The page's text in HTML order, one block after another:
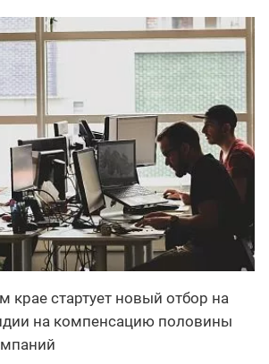
крае стартует новый отбор на
на компенсацию половины